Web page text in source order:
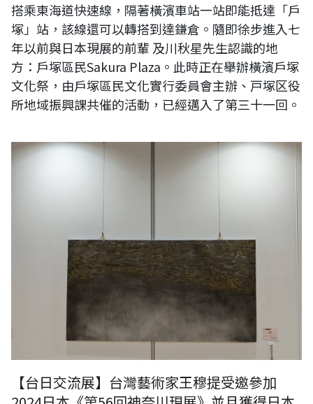
搭乘東海道快速線，隔著橫濱車站一站即能抵達「戶
塚」站，該線還可以轉搭到達鎌倉。隨即徐步進入七
年以前與日本現展的前輩 及川秋星先生認識的地
方：戶塚區民Sakura Plaza。此時正在舉辦橫濱戶塚
文化祭，由戶塚區民文化實行委員會主辦、戸塚区役
所地域振興課共催的活動，已經邁入了第三十一回。
【現場直擊】2024日本《第56回神奈川現展》
【台日交流展】台灣藝術家王穆提受邀參加